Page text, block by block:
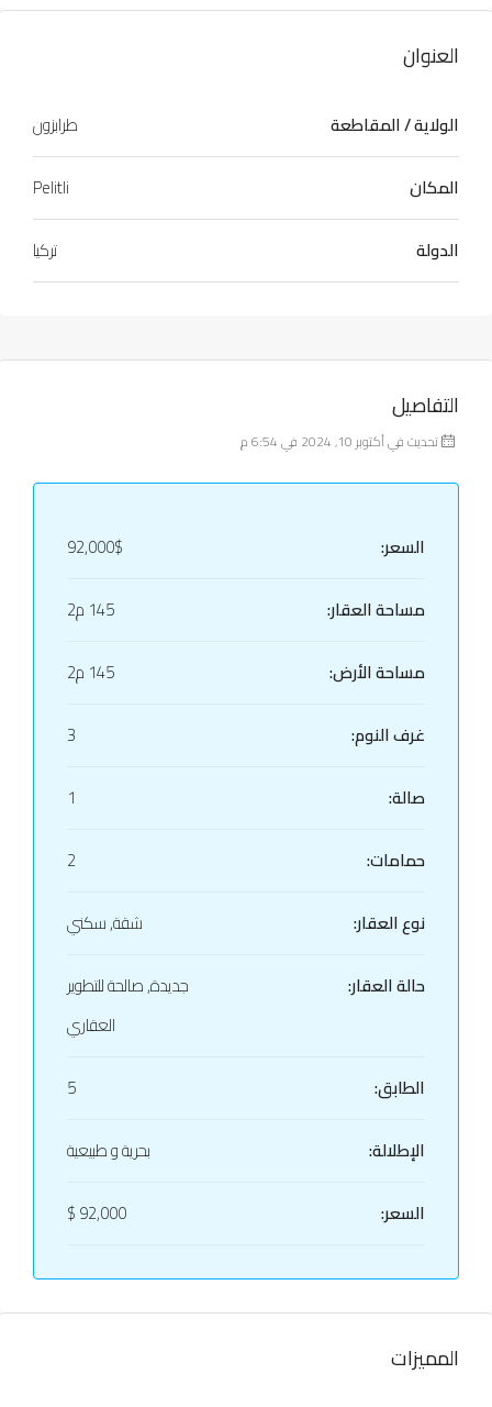
العنوان
الولاية / المقاطعة
طرابزون
المكان
Pelitli
الدولة
تركيا
التفاصيل
تحديث في أكتوبر 10, 2024 في 6:54 م
السعر:
92,000$
مساحة العقار:
145 م2
مساحة الأرض:
145 م2
غرف النوم:
3
صالة:
1
حمامات:
2
نوع العقار:
شقة, سكني
حالة العقار:
جديدة, صالحة للتطوير
العقاري
الطابق:
5
الإطلالة:
بحرية و طبيعية
السعر:
92,000 $
المميزات